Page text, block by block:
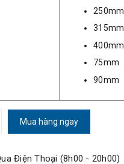
250mm
315mm
400mm
75mm
90mm
Mua hàng ngay
Điện Thoại (8h00 - 20h00)